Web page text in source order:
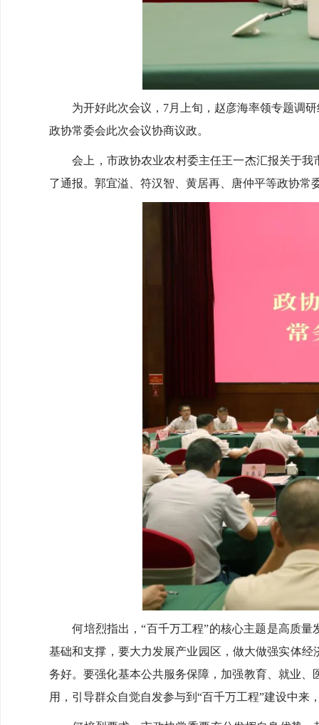
为开好此次会议，7月上旬，赵彦海率领专题调研
政协常委会此次会议协商议政。
会上，市政协农业农村委主任王一杰汇报关于我
了通报。郭宜溢、符汉智、黄居再、唐仲平等政协常
何培烈指出，“百千万工程”的核心主题是高质量
基础和支撑，要大力发展产业园区，做大做强实体
务好。要强化基本公共服务保障，加强教育、就业
用，引导群众自觉自发参与到“百千万工程”建设中来